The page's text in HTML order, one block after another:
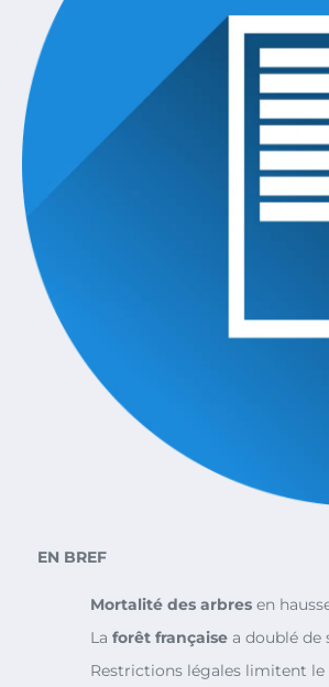
EN BREF
Mortalité des arbres en
La forêt française a doublé de
Restrictions légales limitent le